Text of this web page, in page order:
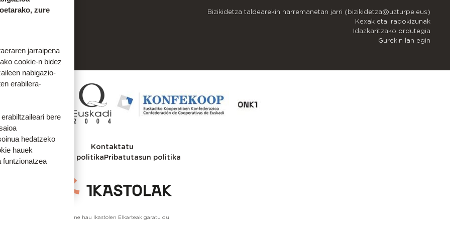
OINEKO INFORMAZIOABizikidetza taldearekin harremanetan jarri (bizikidetza@uzturpe.eus)
Kexak eta iradokizunak
Idazkaritzako ordutegia
Gurekin lan egin
Kontaktatu
Cookien politikaPribatutasun politika
Webgune hau Ikastolen Elkarteak garatu du
zure
jarraipena
cookie-n bidez
nabigazio-
erabilera-
bere
hedatzeko
hauek
funtzionatzea